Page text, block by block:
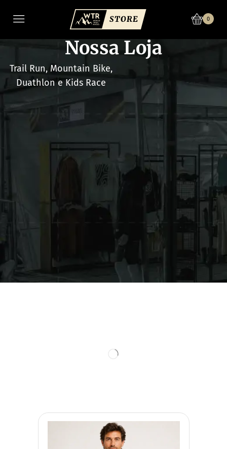
0
Nossa Loja
Trail Run, Mountain Bike,
Duathlon e Kids Race
Corta Vento Moletom
Mochila Boné Esportivo